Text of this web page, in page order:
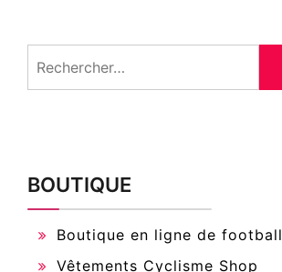
BOUTIQUE
Boutique en ligne de football
Vêtements Cyclisme Shop